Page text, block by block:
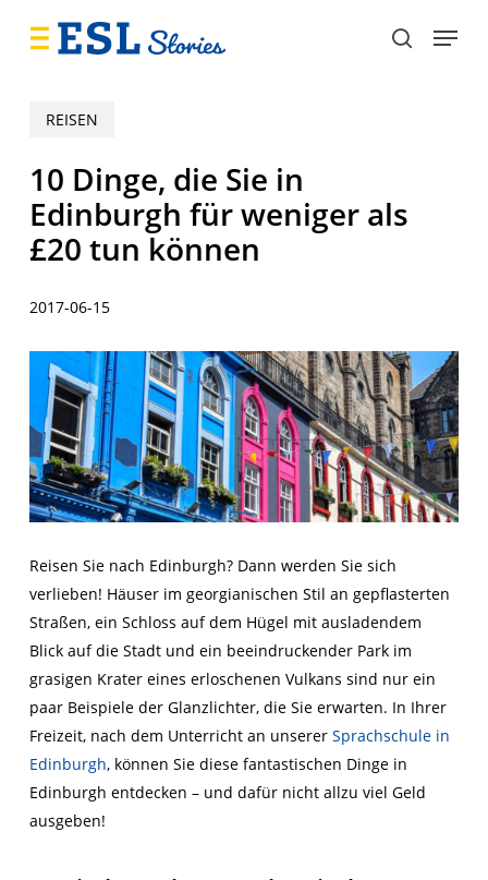
search
Menu
REISEN
10 Dinge, die Sie in
Edinburgh für weniger als
£20 tun können
2017-06-15
Reisen Sie nach Edinburgh? Dann werden Sie sich
verlieben! Häuser im georgianischen Stil an gepflasterten
Straßen, ein Schloss auf dem Hügel mit ausladendem
Blick auf die Stadt und ein beeindruckender Park im
grasigen Krater eines erloschenen Vulkans sind nur ein
paar Beispiele der Glanzlichter, die Sie erwarten. In Ihrer
Freizeit, nach dem Unterricht an unserer Sprachschule in
Edinburgh, können Sie diese fantastischen Dinge in
Edinburgh entdecken – und dafür nicht allzu viel Geld
ausgeben!